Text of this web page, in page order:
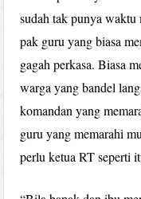
sudah tak punya
pak guru yang biasa
gagah perkasa. Biasa
warga yang bandel
komandan yang
guru yang memarahi
perlu ketua RT seperti